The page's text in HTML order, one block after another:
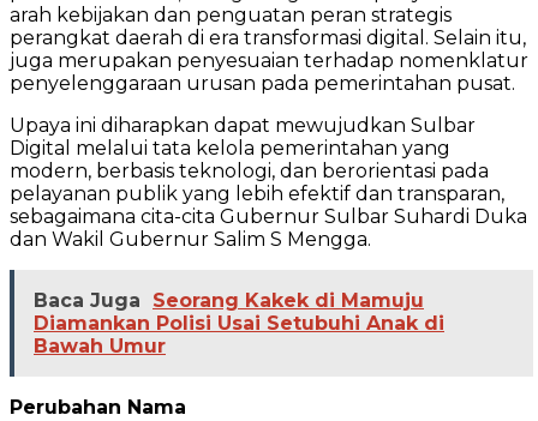
arah kebijakan dan penguatan peran strategis
perangkat daerah di era transformasi digital. Selain itu,
juga merupakan penyesuaian terhadap nomenklatur
penyelenggaraan urusan pada pemerintahan pusat.
Upaya ini diharapkan dapat mewujudkan Sulbar
Digital melalui tata kelola pemerintahan yang
modern, berbasis teknologi, dan berorientasi pada
pelayanan publik yang lebih efektif dan transparan,
sebagaimana cita-cita Gubernur Sulbar Suhardi Duka
dan Wakil Gubernur Salim S Mengga.
Baca Juga
Seorang Kakek di Mamuju
Diamankan Polisi Usai Setubuhi Anak di
Bawah Umur
Perubahan Nama